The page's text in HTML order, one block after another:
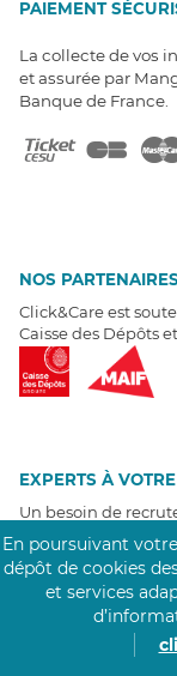
PAIEMENT
La collecte de vos
et assurée par
Banque de France.
NOS PARTENAIRES
Click&Care est
Caisse des Dépôts
EXPERTS À
Un besoin de
téléphone 7/7
Être rappelé
MOIGNAGES
En poursuivant
dépôt de cookies
et services